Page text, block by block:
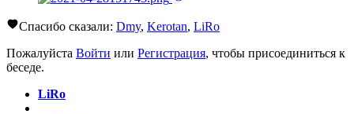
Спасибо сказали: Dmy, Kerotan, LiRo
Пожалуйста Войти или Регистрация, чтобы присоединиться к
беседе.
LiRo